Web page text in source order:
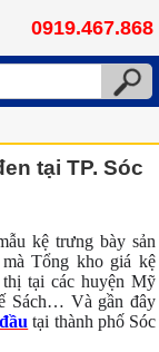
0919.467.868
tại TP. Sóc
kệ trưng bày sản
Tổng kho giá kệ
thị tại các huyện Mỹ
Sách… Và gần đây
tại thành phố Sóc